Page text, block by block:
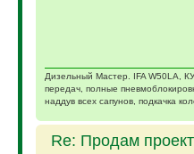
Дизельный Мастер. IFA W50LA,
передач, полные
наддув всех сапунов, подкачка
Re: Продам